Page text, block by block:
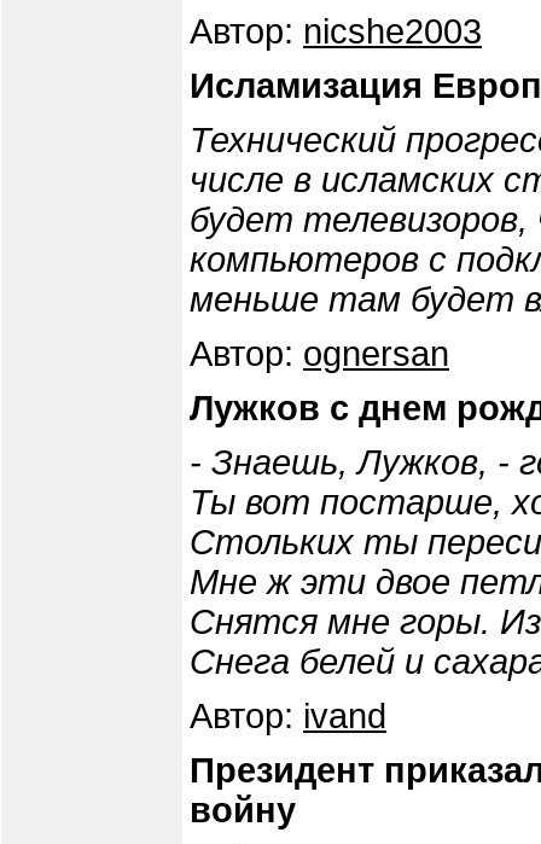
Автор: nicshe2003
Исламизация
Технический
числе в исламских
будет
компьютеров с
меньше там будет
Автор: ognersan
Лужков с днем
- Знаешь, Лужков, -
Ты вот постарше,
Стольких ты
Мне ж эти двое
Снятся мне горы.
Снега белей и
Автор: ivand
Президент
войну